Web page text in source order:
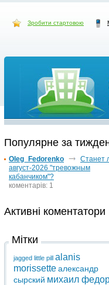
Зробити стартовою
Популярне за
Oleg_Fedorenko
Станет
август-2026 "тревожным
кабанчиком"?
коментарів: 1
Активні коментатори
Мітки
jagged little pill alanis
morissetteалександр
сырский михаил